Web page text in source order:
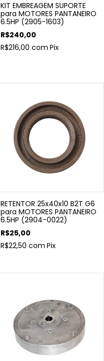
KIT EMBREAGEM SUPORTE
para MOTORES PANTANEIRO
6.5HP (2905-1603)
R$240,00
R$216,00 com Pix
RETENTOR 25x40x10 B2T G6
para MOTORES PANTANEIRO
6.5HP (2904-0022)
R$25,00
R$22,50 com Pix